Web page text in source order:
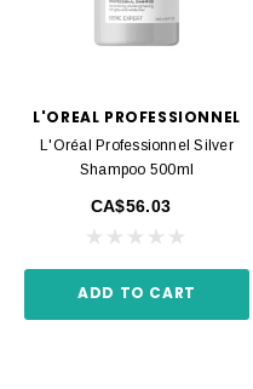
L'OREAL PROFESSIONNEL
L'Oréal Professionnel Silver
Shampoo 500ml
CA$56.03
ADD TO CART